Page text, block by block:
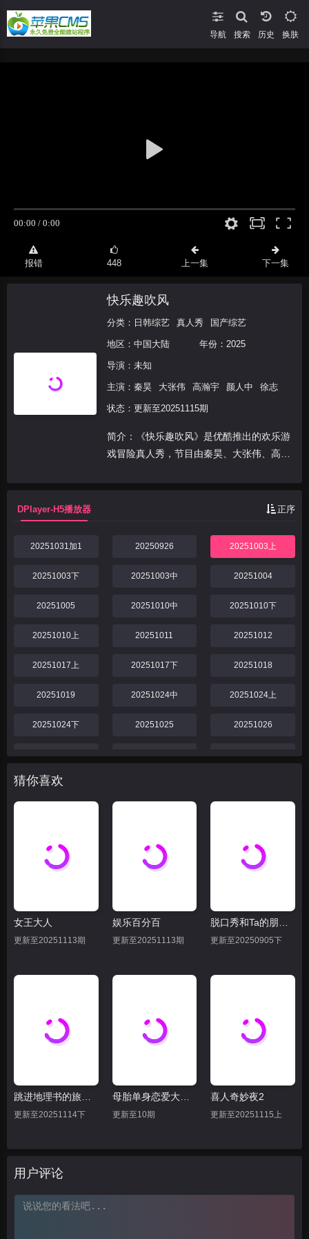
导航 搜索 换肤
报错 448 上一集 下一集
快乐趣吹风
分类： 日韩综艺 真人秀 国产综艺
地区： 中国大陆 年份： 2025
导演：未知
主演： 秦昊 大张伟 高瀚宇 颜人中 徐志
状态：更新至20251115期
简介：《快乐趣吹风》是优酷推出的欢乐游
戏冒险真人秀，节目由秦昊、大张伟、高瀚
风团”，展开以“减法挑战”为核心的游戏式旅
行。六位常驻嘉宾组成的“高能抽风团”，时
DPlayer-H5播放器 正序
20251031加1 20250926 20251003上
20251003下 20251003中 20251004
20251005 20251010中 20251010下
20251010上 20251011 20251012
20251017上 20251017下 20251018
20251019 20251024中 20251024上
20251024下 20251025 20251026
20251031 20251031下 20251031中
20251031上
20251108 20251109 20251114中
20251114下 20251114上 20251115
猜你喜欢
女王大人
更新至20251113期
娱乐百分百
更新至20251113期
脱口秀和Ta的朋友们 第二季
更新至20250905下
更新至20251114下
母胎单身恋爱大作战
更新至10期
喜人奇妙夜2
更新至20251115上
用户评论